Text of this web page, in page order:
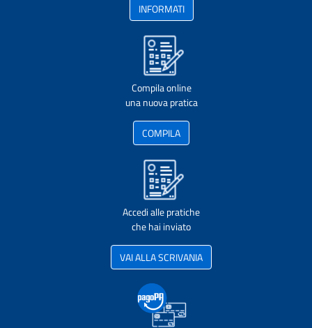
INFORMATI
Compila online
una nuova pratica
COMPILA
Accedi alle pratiche
che hai inviato
VAI ALLA SCRIVANIA